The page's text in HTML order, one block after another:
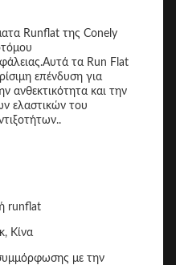
Runflat της Conely
τα Run Flat
επένδυση για
ανθεκτικότητα και την
ελαστικών του
runflat
Κίνα
με την